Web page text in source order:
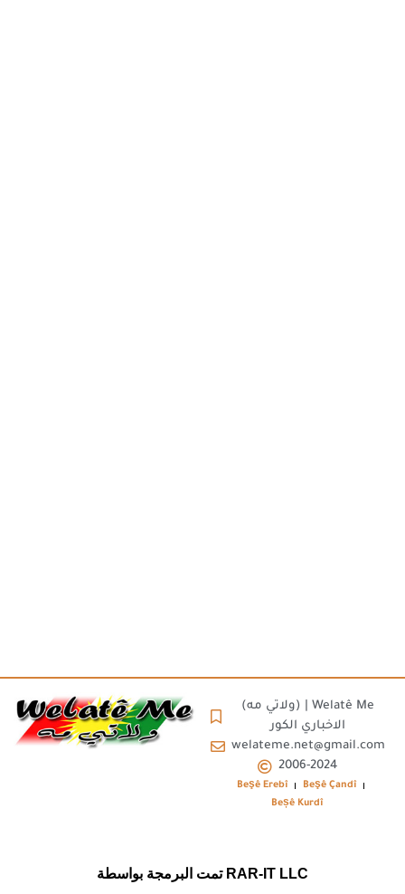
(ولاتي مه) | Welatê Me
الاخباري الكور
welateme.net@gmail.com
2006-2024
Beşê Erebî
Beşê Çandî
Beșê Kurdî
تمت البرمجة بواسطة RAR-IT LLC